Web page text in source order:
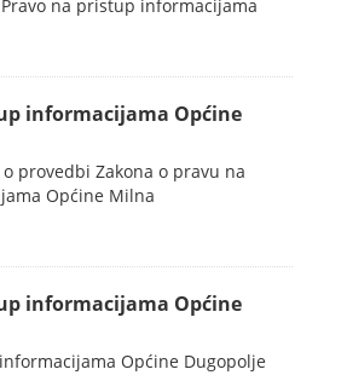
na pristup informacijama
informacijama Općine
provedbi Zakona o pravu na
Općine Milna
informacijama Općine
Općine Dugopolje